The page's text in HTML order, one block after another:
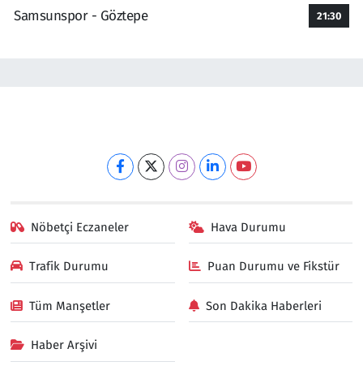
Samsunspor - Göztepe
21:30
Nöbetçi Eczaneler Hava Durumu
Trafik Durumu Puan Durumu ve Fikstür
Tüm Manşetler Son Dakika Haberleri
Haber Arşivi